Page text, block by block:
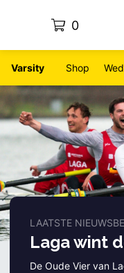
0
Varsity Shop
LAATSTE
Laga wint
De Oude Vier van